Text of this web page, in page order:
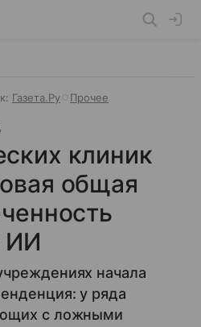
Газета.Ру Прочее
клиник
общая
ИИ
начала
у ряда
с ложными